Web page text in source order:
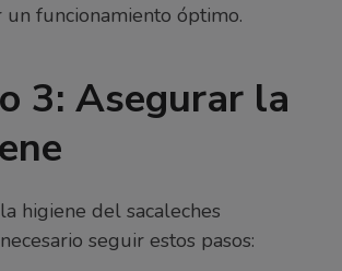
un funcionamiento óptimo.
3: Asegurar la
higiene del sacaleches
seguir estos pasos: